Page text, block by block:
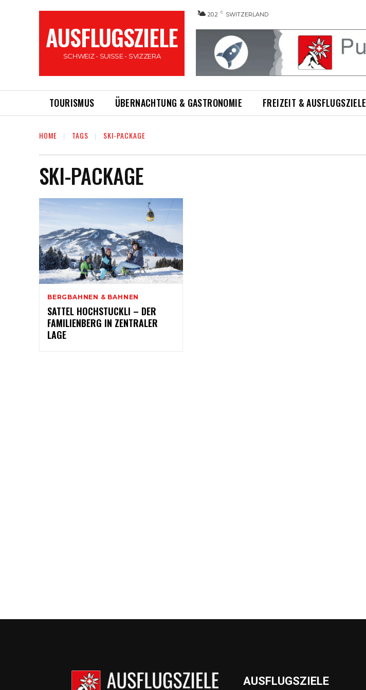
AUSFLUGSZIELE
SCHWEIZ - SUISSE - SVIZZERA
20.2 C SWITZERLAND
TOURISMUS ÜBERNACHTUNG & GASTRONOMIE FREIZEIT & AUSFLUGSZIELE
HOME TAGS SKI-PACKAGE
SKI-PACKAGE
BERGBAHNEN & BAHNEN
SATTEL HOCHSTUCKLI – DER
FAMILIENBERG IN ZENTRALER
LAGE
AUSFLUGSZIELE